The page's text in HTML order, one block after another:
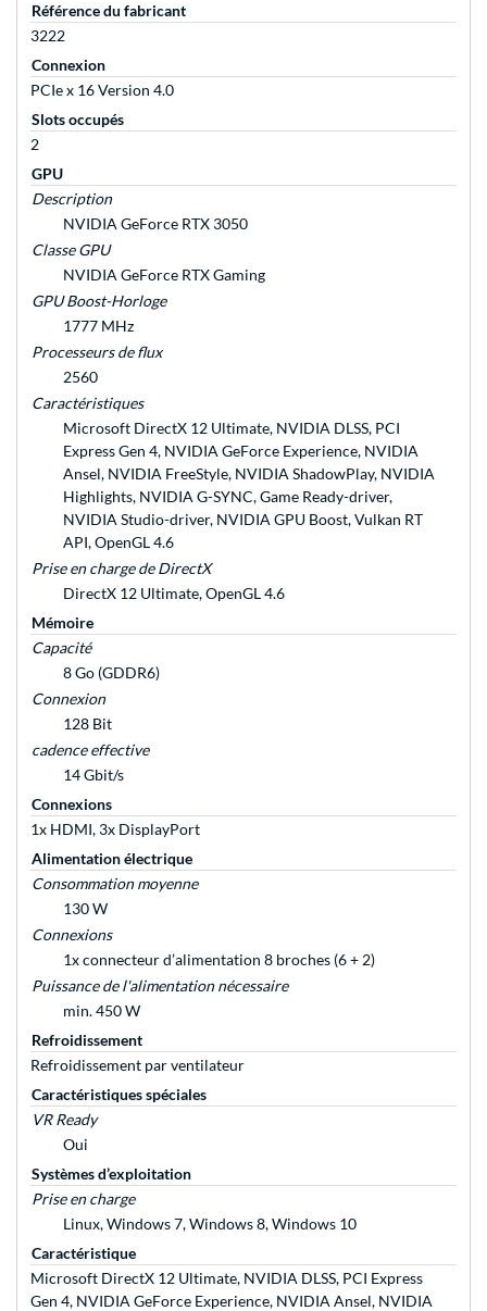
Référence du fabricant
3222
Connexion
PCIe x 16 Version 4.0
Slots occupés
2
GPU
Description
NVIDIA GeForce RTX 3050
Classe GPU
NVIDIA GeForce RTX Gaming
GPU Boost-Horloge
1777 MHz
Processeurs de flux
2560
Caractéristiques
Microsoft DirectX 12 Ultimate, NVIDIA DLSS, PCI
Express Gen 4, NVIDIA GeForce Experience, NVIDIA
Ansel, NVIDIA FreeStyle, NVIDIA ShadowPlay, NVIDIA
Highlights, NVIDIA G-SYNC, Game Ready-driver,
NVIDIA Studio-driver, NVIDIA GPU Boost, Vulkan RT
API, OpenGL 4.6
Prise en charge de DirectX
DirectX 12 Ultimate, OpenGL 4.6
Mémoire
Capacité
8 Go (GDDR6)
Connexion
128 Bit
cadence effective
14 Gbit/s
Connexions
1x HDMI, 3x DisplayPort
Alimentation électrique
Consommation moyenne
130 W
Connexions
1x connecteur d’alimentation 8 broches (6 + 2)
Puissance de l'alimentation nécessaire
min. 450 W
Refroidissement
Refroidissement par ventilateur
Caractéristiques spéciales
VR Ready
Oui
Systèmes d’exploitation
Prise en charge
Linux, Windows 7, Windows 8, Windows 10
Caractéristique
Microsoft DirectX 12 Ultimate, NVIDIA DLSS, PCI Express
Gen 4, NVIDIA GeForce Experience, NVIDIA Ansel, NVIDIA